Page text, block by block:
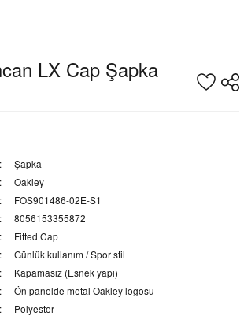
LX Cap Şapka
Şapka
Oakley
FOS901486-02E-S1
8056153355872
Fitted Cap
Günlük kullanım / Spor stil
Kapamasız (Esnek yapı)
Ön panelde metal Oakley logosu
Polyester